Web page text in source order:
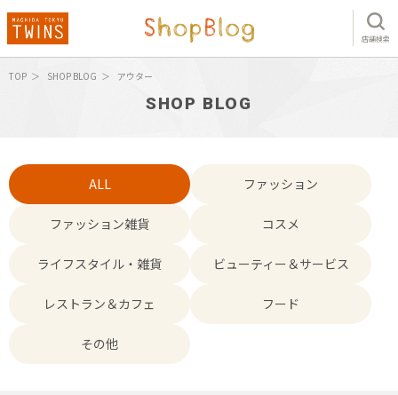
店舗検索
TOP SHOP BLOG アウター
SHOP BLOG
ALL ファッション
ファッション雑貨 コスメ
ライフスタイル・雑貨 ビューティー＆サービス
レストラン＆カフェ フード
その他